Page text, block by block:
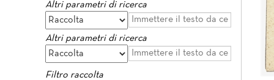
Altri parametri di ricerca
Altri parametri di ricerca
Filtro raccolta